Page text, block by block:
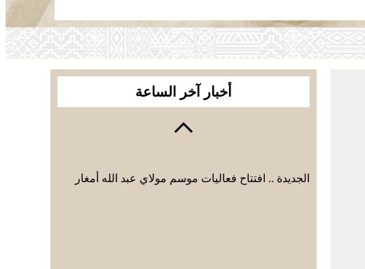
الجديدة ..
أخبار آخر الساعة
الجديدة .. افتتاح فعاليات موسم مولاي عبد الله أمغار